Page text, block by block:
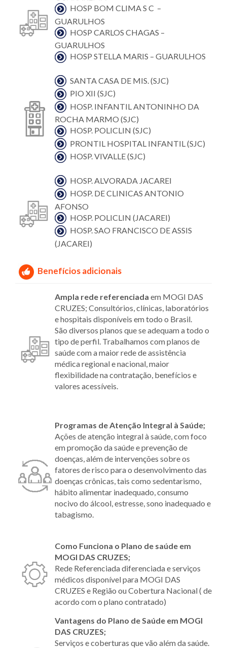
HOSP BOM CLIMA S C –
GUARULHOS
HOSP CARLOS CHAGAS –
GUARULHOS
HOSP STELLA MARIS – GUARULHOS
SANTA CASA DE MIS. (SJC)
PIO XII (SJC)
HOSP. INFANTIL ANTONINHO DA
ROCHA MARMO (SJC)
HOSP. POLICLIN (SJC)
PRONTIL HOSPITAL INFANTIL (SJC)
HOSP. VIVALLE (SJC)
HOSP. ALVORADA JACAREI
HOSP. DE CLINICAS ANTONIO
AFONSO
HOSP. POLICLIN (JACAREI)
HOSP. SAO FRANCISCO DE ASSIS
(JACAREI)
Benefícios adicionais
Ampla rede referenciada em MOGI DAS
CRUZES; Consultórios, clínicas, laboratórios
e hospitais disponíveis em todo o Brasil.
São diversos planos que se adequam a todo o
tipo de perfil. Trabalhamos com planos de
saúde com a maior rede de assistência
médica regional e nacional, maior
flexibilidade na contratação, benefícios e
valores acessíveis.
Programas de Atenção Integral à Saúde;
Ações de atenção integral à saúde, com foco
em promoção da saúde e prevenção de
doenças, além de intervenções sobre os
fatores de risco para o desenvolvimento das
doenças crônicas, tais como sedentarismo,
hábito alimentar inadequado, consumo
nocivo do álcool, estresse, sono inadequado e
tabagismo.
Como Funciona o Plano de saúde em
MOGI DAS CRUZES;
Rede Referenciada diferenciada e serviços
médicos disponível para MOGI DAS
CRUZES e Região ou Cobertura Nacional ( de
acordo com o plano contratado)
Vantagens do Plano de Saúde em MOGI
DAS CRUZES;
Serviços e coberturas que vão além da saúde.